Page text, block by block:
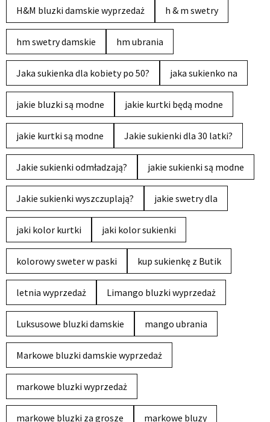
H&M bluzki damskie wyprzedaż h & m swetry
hm swetry damskie hm ubrania
Jaka sukienka dla kobiety po 50? jaka sukienko na
jakie bluzki są modne jakie kurtki będą modne
jakie kurtki są modne Jakie sukienki dla 30 latki?
Jakie sukienki odmładzają? jakie sukienki są modne
Jakie sukienki wyszczuplają? jakie swetry dla
jaki kolor kurtki jaki kolor sukienki
kolorowy sweter w paski kup sukienkę z Butik
letnia wyprzedaż Limango bluzki wyprzedaż
Luksusowe bluzki damskie mango ubrania
Markowe bluzki damskie wyprzedaż
markowe bluzki wyprzedaż
markowe bluzki za grosze markowe bluzy